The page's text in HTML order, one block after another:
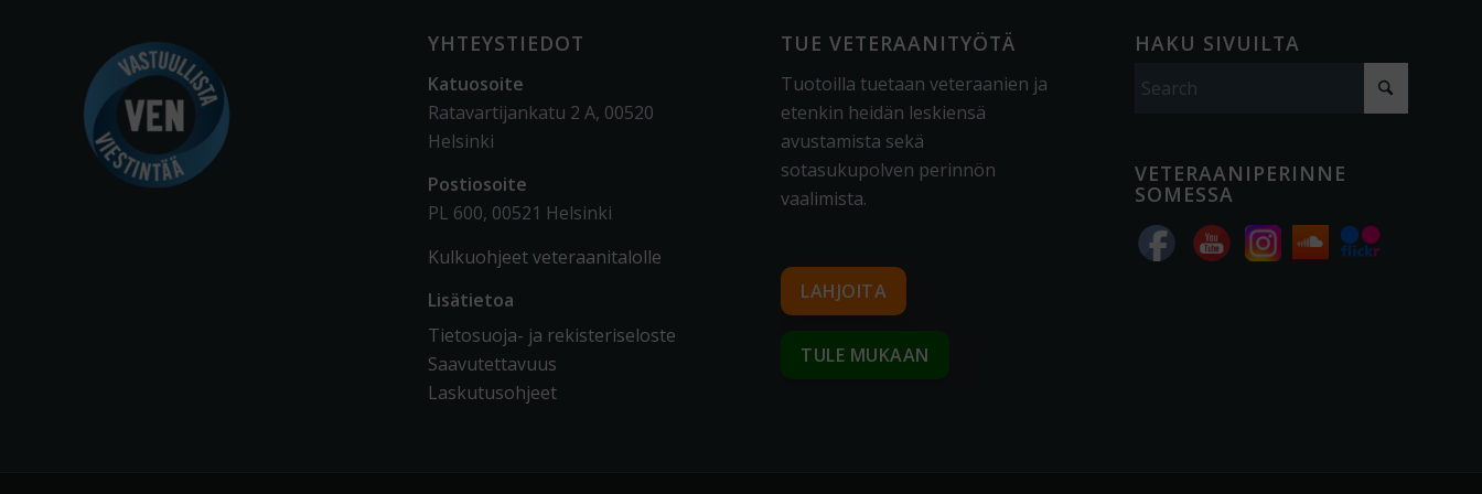
YHTEYSTIEDOT
Katuosoite
Ratavartijankatu 2 A, 00520
Helsinki
Postiosoite
PL 600, 00521 Helsinki
Kulkuohjeet veteraanitalolle
Lisätietoa
Tietosuoja- ja rekisteriseloste
Saavutettavuus
Laskutusohjeet
TUE VETERAANITYÖTÄ
Tuotoilla tuetaan veteraanien ja
etenkin heidän leskiensä
avustamista sekä
sotasukupolven perinnön
vaalimista.
LAHJOITA
TULE MUKAAN
HAKU SIVUILTA
VETERAANIPERINNE
SOMESSA